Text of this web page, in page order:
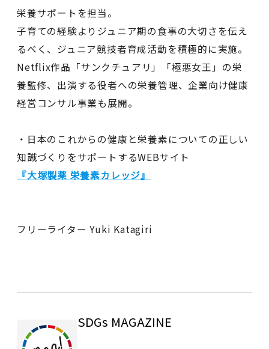
栄養サポートを担当。
子育ての経験よりジュニア期の食事の大切さを伝え
るべく、ジュニア競技者育成活動を積極的に実施。
Netflix作品「サンクチュアリ」「極悪女王」の栄
養監修、出演する役者への栄養管理、企業向け健康
経営コンサル事業も展開。
・日本のこれからの健康と栄養素についての正しい
知識づくりをサポートするWEBサイト
『大塚製薬 栄養素カレッジ』
フリーライター Yuki Katagiri
SDGs MAGAZINE